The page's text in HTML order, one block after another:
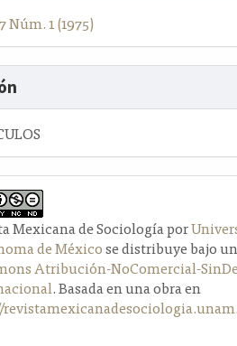
Núm. 1 (1975)
Mexicana de Sociología por
de Méxicose distribuye bajo
Atribución-NoComercial-
. Basada en una obra en